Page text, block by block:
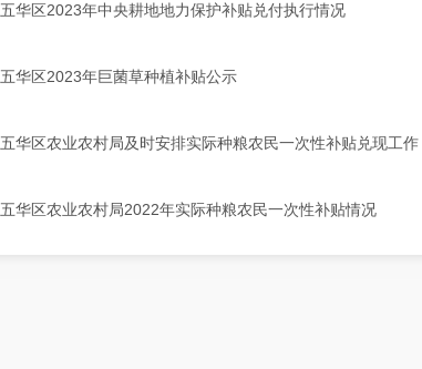
五华区2023年中央耕地地力保护补贴兑付执行情况
五华区2023年巨菌草种植补贴公示
五华区农业农村局及时安排实际种粮农民一次性补贴兑现工作
五华区农业农村局2022年实际种粮农民一次性补贴情况